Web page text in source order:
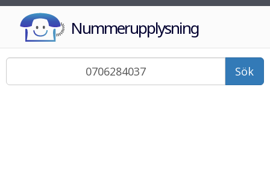
Nummerupplysning
Sök